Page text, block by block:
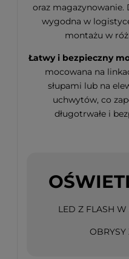
oraz magazynowanie.
wygodna w
montażu w
Łatwy i bezpieczny
mocowana na
słupami lub na
uchwytów, co
długotrwałe i
LED Z FLASH
OBRYSY